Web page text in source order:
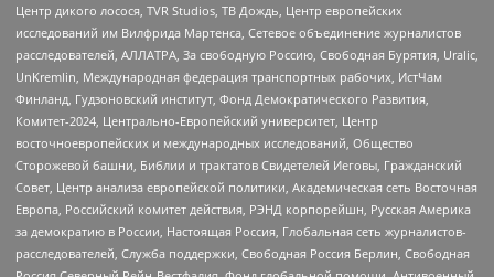
Центр дикого лосося, TVR Studios, ТВ Дождь, Центр европейских
исследований им Вилфрида Мартенса, Сетевое объединение журналистов
расследователей, АЛЛАТРА, За свободную Россию, Свободная Бурятия, Uralic,
UnKremlin, Международная федерация транспортных рабочих, ИстЧам
Финланд, Гудзоновский институт, Фонд Демократического Развития,
Комитет-2024, Центрально-Европейский университет, Центр
восточноевропейских и международных исследований, Общество
Сторожевой башни, Библии и трактатов Свидетелей Иеговы, Гражданский
Совет, Центр анализа европейской политики, Академическая сеть Восточная
Европа, Российский комитет действия, РЭНД корпорейшн, Русская Америка
за демократию в России, Настоящая Россия, Глобальная сеть журналистов-
расследователей, Служба поддержки, Свободная Россия Берлин, Свободная